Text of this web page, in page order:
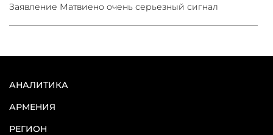
Заявление Матвиено очень серьезный сигнал
АНАЛИТИКА
АРМЕНИЯ
РЕГИОН